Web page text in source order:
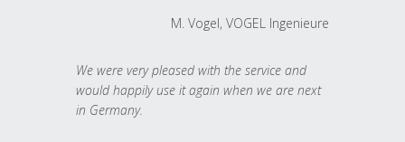
M. Vogel, VOGEL Ingenieure
We were very pleased with the service and
would happily use it again when we are next
in Germany.